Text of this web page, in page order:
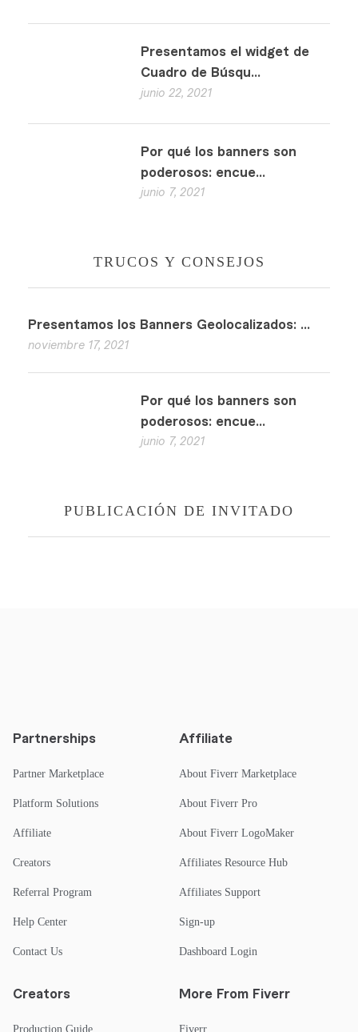
Presentamos el widget de
Cuadro de Búsqu...
junio 22, 2021
Por qué los banners son
poderosos: encue...
junio 7, 2021
TRUCOS Y CONSEJOS
Presentamos los Banners Geolocalizados: ...
noviembre 17, 2021
Por qué los banners son
poderosos: encue...
junio 7, 2021
PUBLICACIÓN DE INVITADO
Partnerships
Partner Marketplace
Platform Solutions
Affiliate
Creators
Referral Program
Help Center
Contact Us
Affiliate
About Fiverr Marketplace
About Fiverr Pro
About Fiverr LogoMaker
Affiliates Resource Hub
Affiliates Support
Sign-up
Dashboard Login
Creators
Production Guide
More From Fiverr
Fiverr